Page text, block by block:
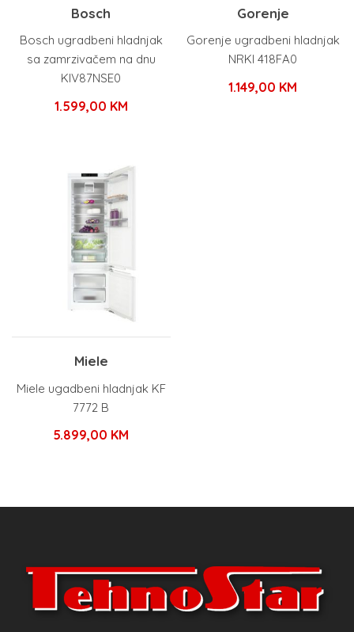
Bosch
Bosch ugradbeni hladnjak
sa zamrzivačem na dnu
KIV87NSE0
1.599,00 KM
Gorenje
Gorenje ugradbeni hladnjak
NRKI 418FA0
1.149,00 KM
Miele
Miele ugadbeni hladnjak KF
7772 B
5.899,00 KM